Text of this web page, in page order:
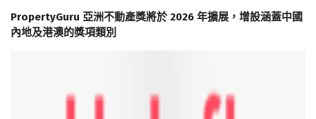
PropertyGuru 亞洲不動產獎將於 2026 年擴展，增設涵蓋中國
內地及港澳的獎項類別